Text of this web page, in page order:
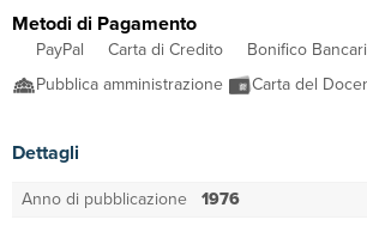
Metodi di Pagamento
PayPal Carta di Credito
Bonifico
Pubblica amministrazione
Carta del
Dettagli
Anno di pubblicazione 1976